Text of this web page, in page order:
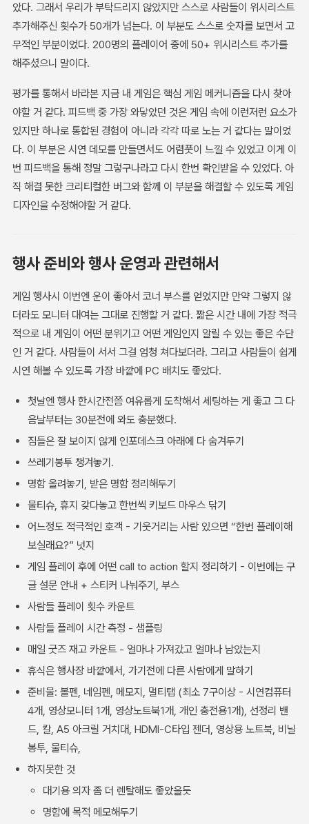
았다. 그래서 우리가 부탁드리지 않았지만 스스로 사람들이 위시리스트
추가해주신 횟수가 50개가 넘는다. 이 부분도 스스로 숫자를 보면서 고
무적인 부분이었다. 200명의 플레이어 중에 50+ 위시리스트 추가를
해주셨으니 말이다.
평가를 통해서 바라본 지금 내 게임은 핵심 게임 메커니즘을 다시 찾아
야할 거 같다. 피드백 중 가장 와닿았던 것은 게임 속에 이런저런 요소가
있지만 하나로 통합된 경험이 아니라 각각 따로 노는 거 같다는 말이었
다. 이 부분은 시연 데모를 만들면서도 어렴풋이 느낄 수 있었고 이게 이
번 피드백을 통해 정말 그렇구나라고 다시 한번 확인받을 수 있었다. 아
직 해결 못한 크리티컬한 버그와 함께 이 부분을 해결할 수 있도록 게임
디자인을 수정해야할 거 같다.
행사 준비와 행사 운영과 관련해서
게임 행사시 이번엔 운이 좋아서 코너 부스를 얻었지만 만약 그렇지 않
더라도 모니터 대여는 그대로 진행할 거 같다. 짧은 시간 내에 가장 적극
적으로 내 게임이 어떤 분위기고 어떤 게임인지 알릴 수 있는 좋은 수단
인 거 같다. 사람들이 서서 그걸 엄청 쳐다보더라. 그리고 사람들이 쉽게
시연 해볼 수 있도록 가장 바깥에 PC 배치도 좋았다.
첫날엔 행사 한시간전쯤 여유롭게 도착해서 세팅하는 게 좋고 그 다
음날부터는 30분전에 와도 충분했다.
짐들은 잘 보이지 않게 인포데스크 아래에 다 숨겨두기
쓰레기봉투 챙겨놓기.
명함 올려놓기, 받은 명함 정리해두기
물티슈, 휴지 갖다놓고 한번씩 키보드 마우스 닦기
어느정도 적극적인 호객 - 기웃거리는 사람 있으면 “한번 플레이해
보실래요?” 넛지
게임 플레이 후에 어떤 call to action 할지 정리하기 - 이번에는 구
글 설문 안내 + 스티커 나눠주기, 부스
사람들 플레이 횟수 카운트
사람들 플레이 시간 측정 - 샘플링
매일 굿즈 재고 카운트 - 얼마나 가져갔고 얼마나 남았는지
휴식은 행사장 바깥에서, 가기전에 다른 사람에게 말하기
준비물: 볼펜, 네임펜, 메모지, 멀티탭 (최소 7구이상 - 시연컴퓨터
4개, 영상모니터 1개, 영상노트북1개, 개인 충전용1개), 선정리 밴
드, 칼, A5 아크릴 거치대, HDMI-C타입 젠더, 영상용 노트북, 비닐
봉투, 물티슈,
하지못한 것
대기용 의자 좀 더 렌탈해도 좋았을듯
명함에 목적 메모해두기